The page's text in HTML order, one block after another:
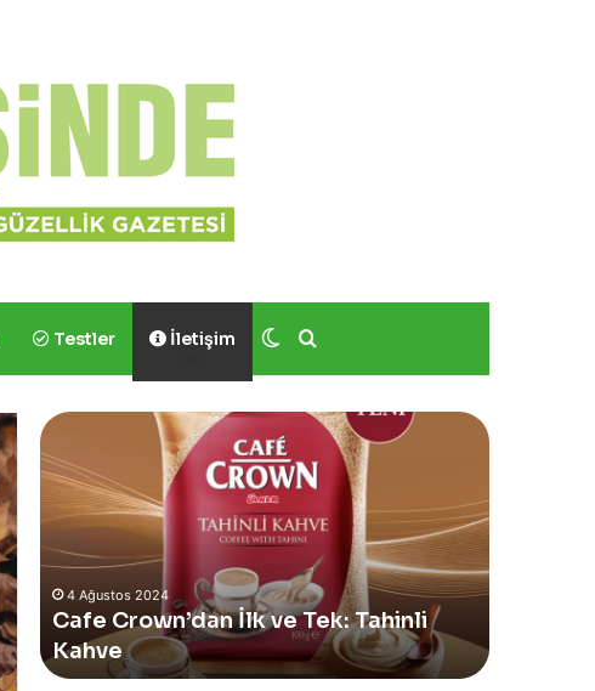
Testler İletişim Dış görünümü değiştir
Arama yap ...
Yves
Rocher,
Momo
Bodrum’da
Yer
Alan
Yeni
Summer
Pop-
Up
Mağazasını
4 Ağustos 2024
Yves Rocher, Momo Bodrum’da Yer
Alan Yeni Summer Pop-Up Mağazasını
Özel Bir Davet İle Kutladı!
Shimmer
Saç
ve
Bakım
Yağı